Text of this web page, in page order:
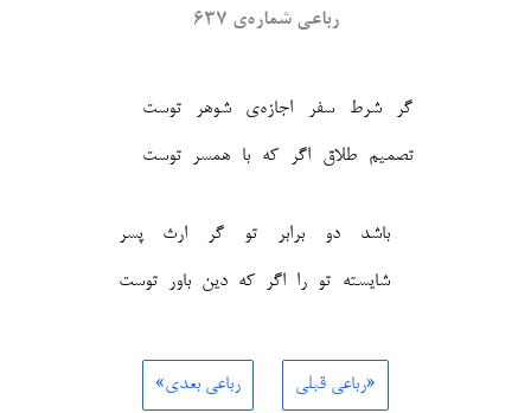
رباعی شماره‌ی ۶۳۷
گر شرط سفر اجازه‌ی شوهر توست
تصمیم طلاق اگر که با همسر توست
باشد دو برابر تو گر ارث پسر
شایسته تو را اگر که دین باور توست
«رباعی قبلی رباعی بعدی»